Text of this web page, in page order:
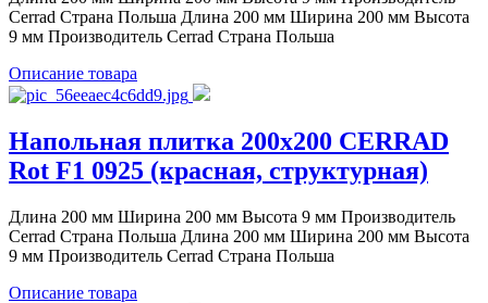
Cerrad Страна Польша Длина 200 мм Ширина 200 мм Высота
9 мм Производитель Cerrad Страна Польша
Описание товара
Напольная плитка 200x200 CERRAD
Rot F1 0925 (красная, структурная)
Длина 200 мм Ширина 200 мм Высота 9 мм Производитель
Cerrad Страна Польша Длина 200 мм Ширина 200 мм Высота
9 мм Производитель Cerrad Страна Польша
Описание товара